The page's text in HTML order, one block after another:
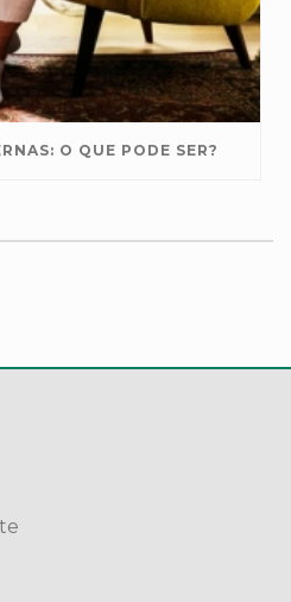
O QUE PODE SER?